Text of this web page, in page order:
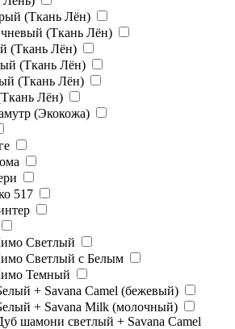
(Ткань Лён)
(Ткань Лён)
(Ткань Лён)
(Ткань Лён)
(Ткань Лён)
Лён)
(Экокожа)
517
Светлый
Светлый с Белым
Темный
+ Savana Camel (бежевый)
+ Savana Milk (молочный)
шамони светлый + Savana Camel